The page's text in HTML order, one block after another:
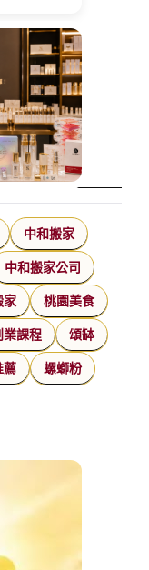
中和搬家
中和搬家公司
家 桃園美食
業課程 頌缽
薦 螺螄粉